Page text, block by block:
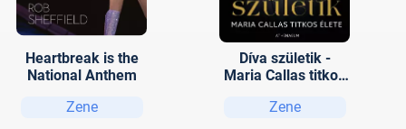
Heartbreak is the
National Anthem
Zene
Díva születik -
Maria Callas titkos
Zene